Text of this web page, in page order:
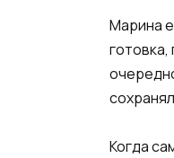
Марина
готовка,
Когда